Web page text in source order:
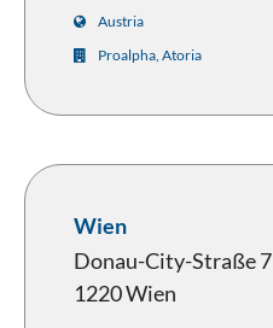
Austria
Proalpha, Atoria
Wien
Donau-City-Straße 7
1220 Wien